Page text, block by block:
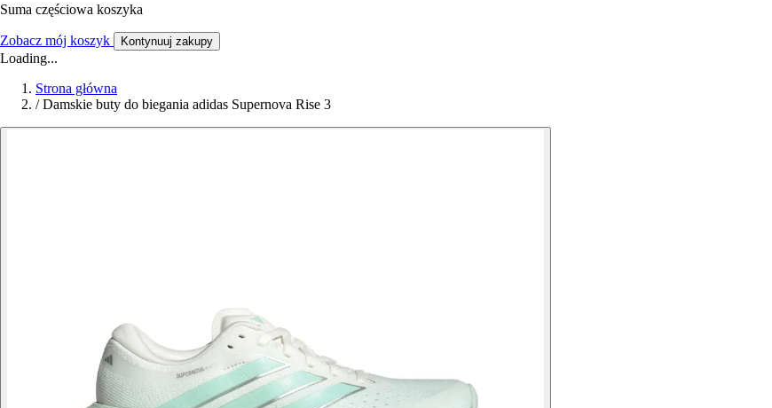
Suma częściowa koszyka
Zobacz mój koszyk Kontynuuj zakupy
Loading...
Strona główna
/ Damskie buty do biegania adidas Supernova Rise 3